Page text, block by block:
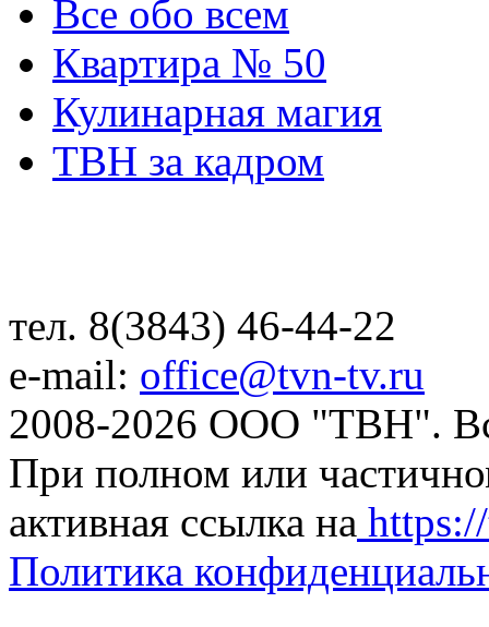
Все обо всем
Квартира № 50
Кулинарная магия
ТВН за кадром
тел. 8(3843) 46-44-22
e-mail: office@tvn-tv.ru
2008-2026 ООО "ТВН".
При полном или
активная ссылка на
Политика